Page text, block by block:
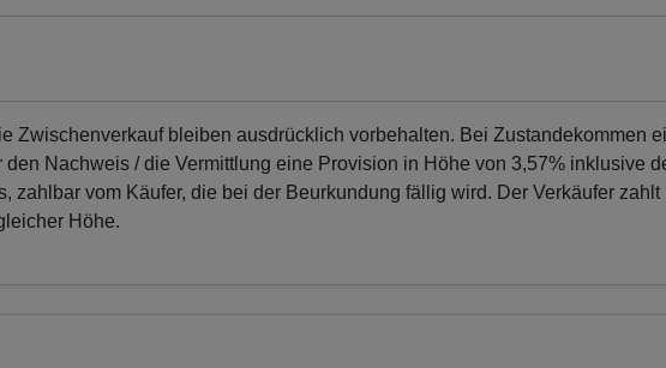
Zwischenverkauf bleiben ausdrücklich vorbehalten. Bei Zustandekommen
den Nachweis / die Vermittlung eine Provision in Höhe von 3,57% inklusive
zahlbar vom Käufer, die bei der Beurkundung fällig wird. Der Verkäufer zahlt
Höhe.